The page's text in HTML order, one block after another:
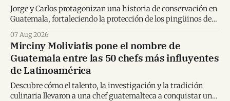
Jorge y Carlos protagonizan una historia de conservación en
Guatemala, fortaleciendo la protección de los pingüinos de
07 Aug 2026
Mirciny Moliviatis pone el nombre de
Guatemala entre las 50 chefs más influyentes
de Latinoamérica
Descubre cómo el talento, la investigación y la tradición
culinaria llevaron a una chef guatemalteca a conquistar un